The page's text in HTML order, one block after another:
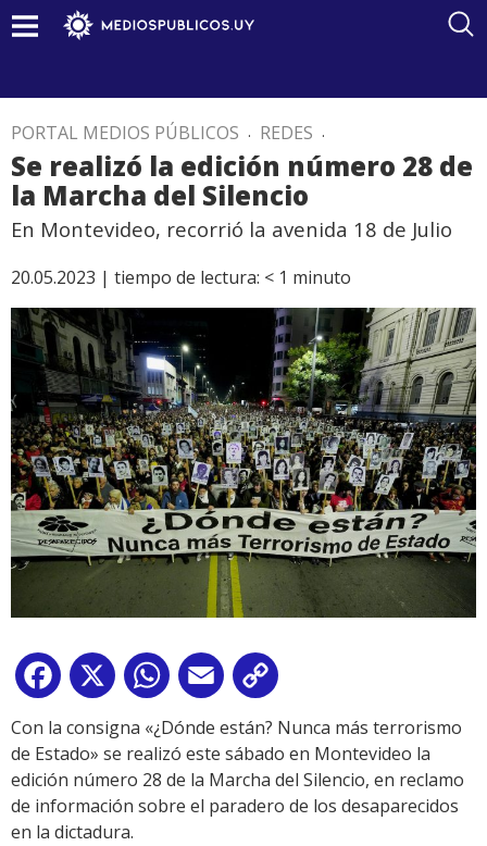
PORTAL MEDIOS PÚBLICOS . REDES .
Se realizó la edición número 28 de
la Marcha del Silencio
En Montevideo, recorrió la avenida 18 de Julio
20.05.2023 | tiempo de lectura: < 1 minuto
Facebook
X WhatsApp
Email
Link
Con la consigna «¿Dónde están? Nunca más terrorismo
de Estado» se realizó este sábado en Montevideo la
edición número 28 de la Marcha del Silencio, en reclamo
de información sobre el paradero de los desaparecidos
en la dictadura.